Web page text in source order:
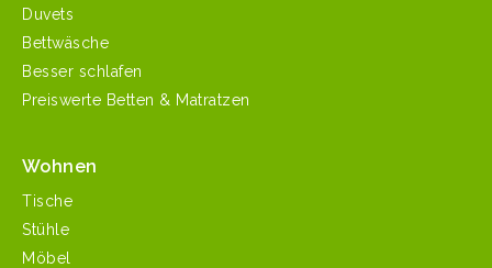
Duvets
Bettwäsche
Besser schlafen
Preiswerte Betten & Matratzen
Wohnen
Tische
Stühle
Möbel